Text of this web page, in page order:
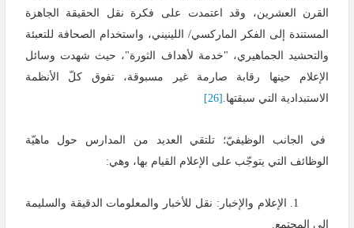
القرن العشرين، وقد اعتمدت على فكرة نقل الحقيقة الجاهزة
المستندة إلى الفكر الماركسي/ اللينيني، واستخدام الصحافة للتعبئة
والتحشيد الجماهيري، "خدمة لأهداف الثورة"، حيث شهدت وسائل
الإعلام حينها رقابة صارمة غير مسبوقة، تفوق كلّ الأنظمة
الاستبدادية التي سبقتها. [26]
في الجانب الوظيفيّ؛ تلتقي العديد من المدارس حول ماهيّة
الوظائف التي يتوجّب على الإعلام القيام بها، وهي:
1. الإعلام والإخبار: نقل للأخبار والمعلومات الدقيقة والسليمة
إلى المجتمع.